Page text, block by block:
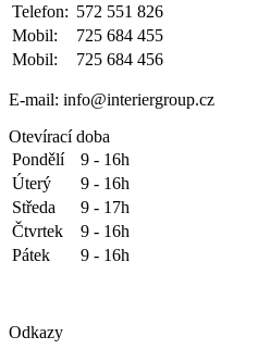
Telefon: 572 551 826
Mobil:
725 684 455
Mobil:
725 684 456
E-mail: info@interiergroup.cz
Otevírací doba
Pondělí
9 - 16h
Úterý
9 - 16h
Středa
9 - 17h
Čtvrtek
9 - 16h
Pátek
9 - 16h
Odkazy